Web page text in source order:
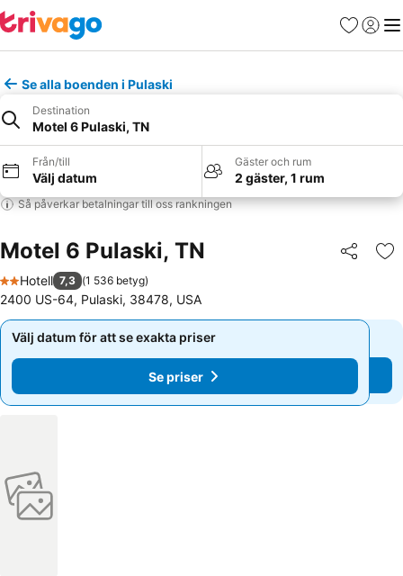
Favoriter
Logga
Se alla boenden i Pulaski
Destination
Motel 6 Pulaski, TN
Från/till
Välj datum
Gäster och rum
2 gäster, 1 rum
Så påverkar betalningar till oss rankningen
Motel 6 Pulaski, TN Dela
2 Stjärnor
Hotell 7,3 (1 536 betyg)
2400 US-64, Pulaski, 38478, USA
Välj datum för att se exakta priser
Se priser
Välj datum för att se exakta priser
Se priser